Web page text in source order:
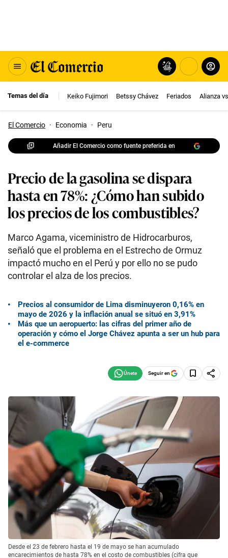
Temas del día Keiko Fujimori Betssy Chávez Feriados Alianza
El Comercio · Economia · Peru
Añadir El Comercio como fuente preferida en
Precio de la gasolina se dispara
hasta en 78%: ¿Cómo han subido
los precios de los combustibles?
Marco Agama, viceministro de Hidrocarburos,
señaló que el problema en el Estrecho de Ormuz
impactó mucho en el Perú y por ello no se pudo
controlar el alza de los precios.
Precios al consumidor de Lima disminuyeron 0,16% en
mayo de 2026 y la inflación anual se situó en 3,91%
Más que un aeropuerto: las cifras del primer año de
operación y cómo el Jorge Chávez apunta a ser un hub para
el e-commerce
Seguir en
Desde el 23 de febrero hasta el 19 de mayo se han acumulado
encarecimientos de hasta 78% en el costo de combustibles (cifra que